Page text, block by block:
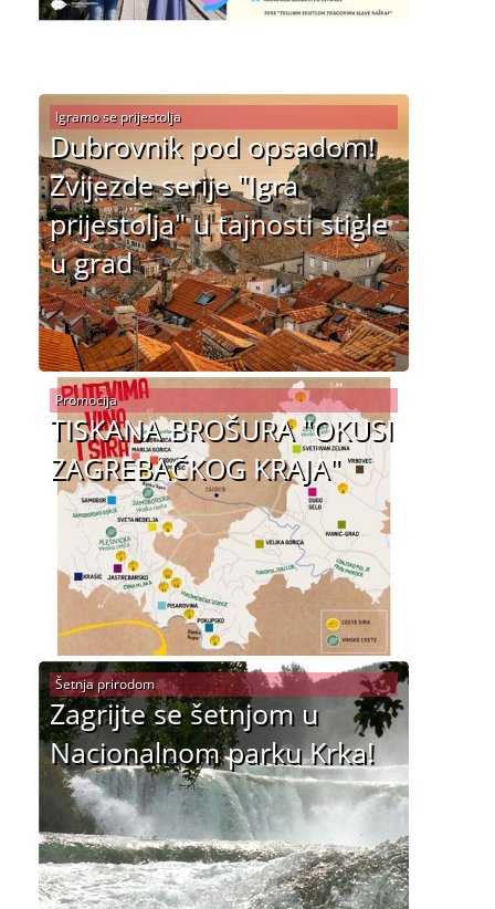
Dubrovnik pod opsadom!
Zvijezde serije "Igra
prijestolja" u tajnosti stigle
u grad
Igramo se prijestolja
TISKANA BROŠURA "OKUSI
ZAGREBAČKOG KRAJA"
Promocija
Zagrijte se šetnjom u
Nacionalnom parku Krka!
Šetnja prirodom